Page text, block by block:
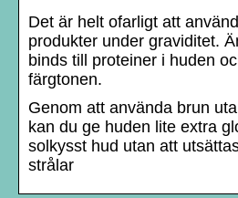
Det är helt ofarligt att
produkter under graviditet.
binds till proteiner i huden
färgtonen.
Genom att använda brun
kan du ge huden lite extra
solkysst hud utan att
strålar